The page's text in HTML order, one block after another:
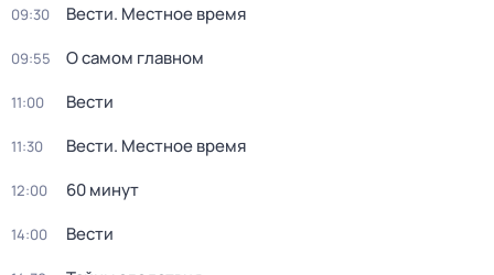
09:30 Вести. Местное время
09:55 О самом главном
11:00 Вести
11:30 Вести. Местное время
12:00 60 минут
14:00 Вести